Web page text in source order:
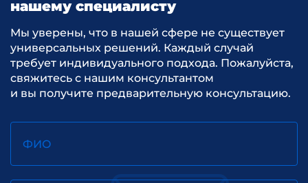
нашему специалисту
Мы уверены, что в нашей сфере не существует
универсальных решений. Каждый случай
требует индивидуального подхода. Пожалуйста,
свяжитесь с нашим консультантом
и вы получите предварительную консультацию.
ФИО